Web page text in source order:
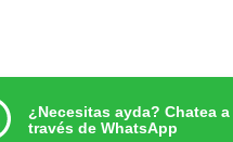
¿Necesitas ayda? Chatea a
través de WhatsApp